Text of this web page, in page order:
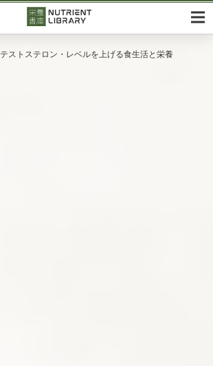
テストステロン・レベルを上げる食生活と栄養